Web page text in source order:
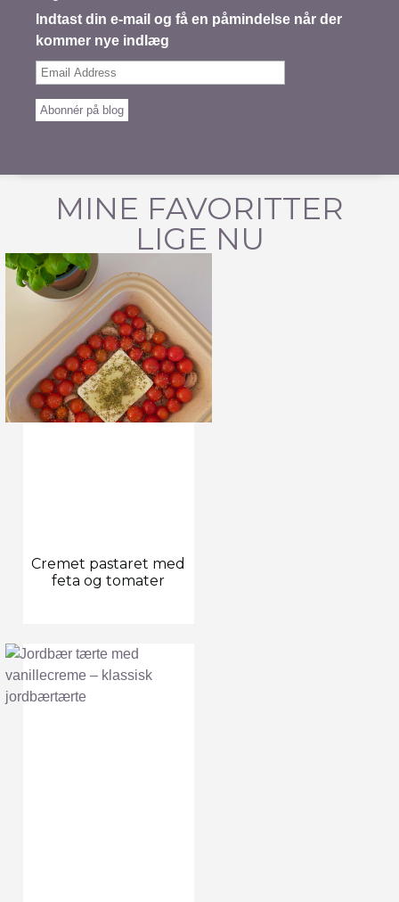
Indtast din e-mail og få en påmindelse når der
kommer nye indlæg
Email
Abonnér på blog
MINE FAVORITTER
LIGE NU
Cremet pastaret med
feta og tomater